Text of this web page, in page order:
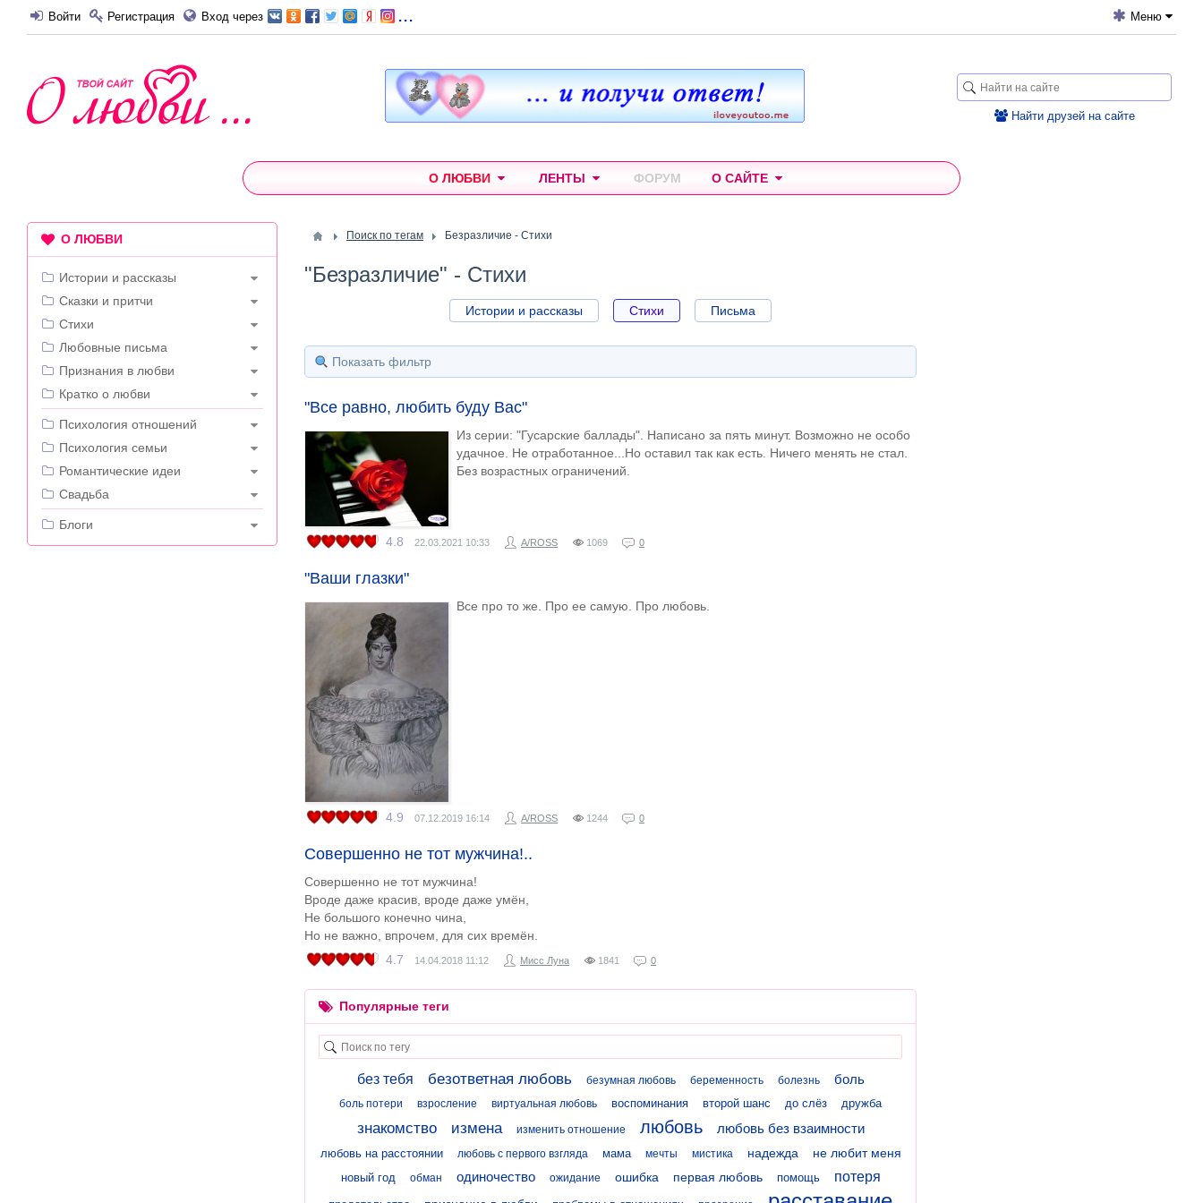
Войти Регистрация Вход через ... Меню
Найти друзей на сайте
О ЛЮБВИ ЛЕНТЫ ФОРУМ О САЙТЕ
Поиск по тегам Безразличие - Стихи
"Безразличие" - Стихи
Истории и рассказы Стихи Письма
Показать фильтр
"Все равно, любить буду Вас"
Из серии: "Гусарские баллады". Написано за пять минут. Возможно не особо
удачное. Не отработанное...Но оставил так как есть. Ничего менять не стал.
Без возрастных ограничений.
4.8 22.03.2021 10:33 A/ROSS 1069 0
"Ваши глазки"
Все про то же. Про ее самую. Про любовь.
4.9 07.12.2019 16:14 A/ROSS 1244 0
Совершенно не тот мужчина!..
Совершенно не тот мужчина!
Вроде даже красив, вроде даже умён,
Не большого конечно чина,
Но не важно, впрочем, для сих времён.
4.7
14.04.2018 11:12 Мисс Луна 1841 0
Популярные теги
без тебя безответная любовь безумная любовь беременность болезнь боль
боль потери взросление виртуальная любовь воспоминания второй шанс до слёз дружба
знакомство измена изменить отношение любовь любовь без взаимности
любовь на расстоянии любовь с первого взгляда мама мечты мистика надежда не любит меня
новый год обман одиночество ожидание ошибка первая любовь помощь потеря
О ЛЮБВИ
Истории и рассказы
Сказки и притчи
Стихи
Любовные письма
Признания в любви
Кратко о любви
---
Психология отношений
Психология семьи
Романтические идеи
Свадьба
---
Блоги